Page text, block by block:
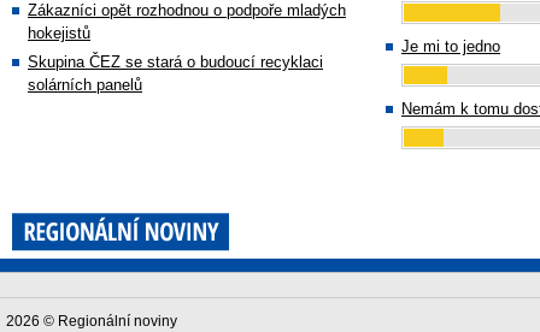
Zákazníci opět rozhodnou o podpoře mladých
hokejistů
Skupina ČEZ se stará o budoucí recyklaci
solárních panelů
Je mi to jedno
Nemám k tomu
2026 © Regionální noviny